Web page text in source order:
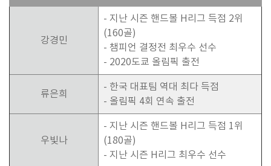
강경민
- 지난 시즌 핸드볼 H리그 득점 2위
(160골)
- 챔피언 결정전 최우수 선수
- 2020도쿄 올림픽 출전
류은희
- 한국 대표팀 역대 최다 득점
- 올림픽 4회 연속 출전
우빛나
- 지난 시즌 핸드볼 H리그 득점 1위
(180골)
- 지난 시즌 H리그 최우수 선수